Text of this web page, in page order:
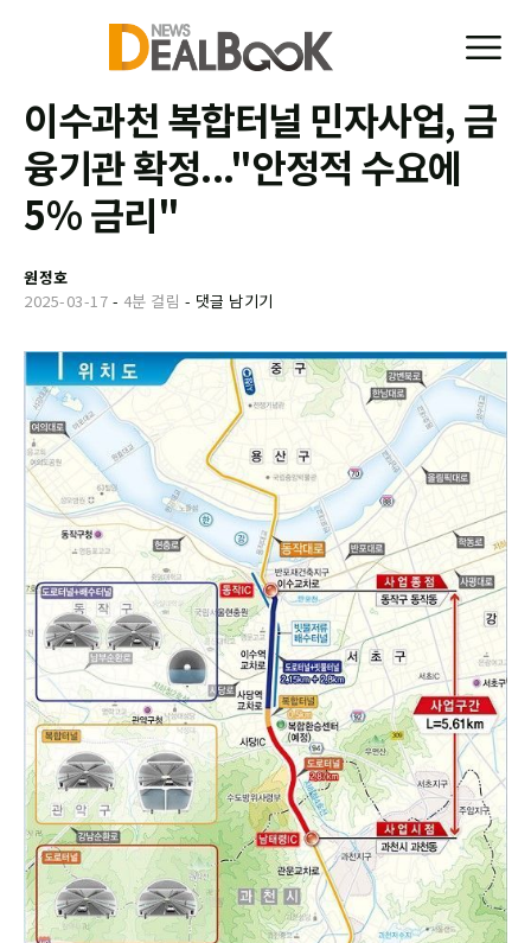
이수과천 복합터널 민자사업, 금
융기관 확정..."안정적 수요에
5% 금리"
원정호
2025-03-17 - 4분 걸림 - 댓글 남기기